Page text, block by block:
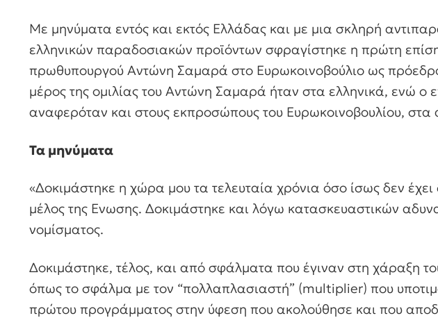
Με μηνύματα εντός και εκτός Ελλάδας και με μια σκληρή
ελληνικών παραδοσιακών προϊόντων σφραγίστηκε η πρώτη
πρωθυπουργού Αντώνη Σαμαρά στο Ευρωκοινοβούλιο ως
μέρος της ομιλίας του Αντώνη Σαμαρά ήταν στα ελληνικά, ενώ ο
αναφερόταν και στους εκπροσώπους του Ευρωκοινοβουλίου, στα
Τα μηνύματα
«Δοκιμάστηκε η χώρα μου τα τελευταία χρόνια όσο ίσως δεν
μέλος της Ενωσης. Δοκιμάστηκε και λόγω κατασκευαστικών
νομίσματος.
Δοκιμάστηκε, τέλος, και από σφάλματα που έγιναν στη χάραξη
όπως το σφάλμα με τον “πολλαπλασιαστή” (multiplier) που
πρώτου προγράμματος στην ύφεση που ακολούθησε και που